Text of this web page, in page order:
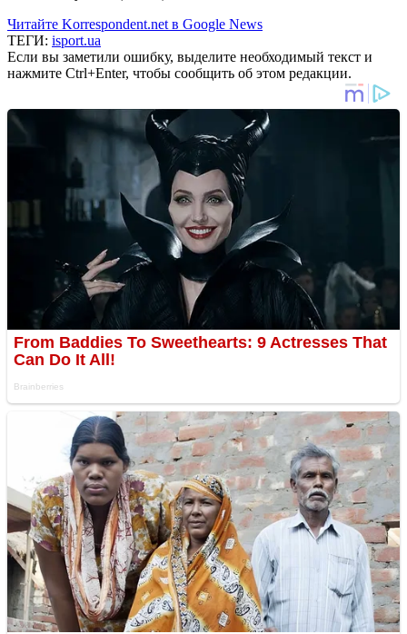
Читайте Korrespondent.net в Google News
ТЕГИ: isport.ua
Если вы заметили ошибку, выделите необходимый текст и
нажмите Ctrl+Enter, чтобы сообщить об этом редакции.